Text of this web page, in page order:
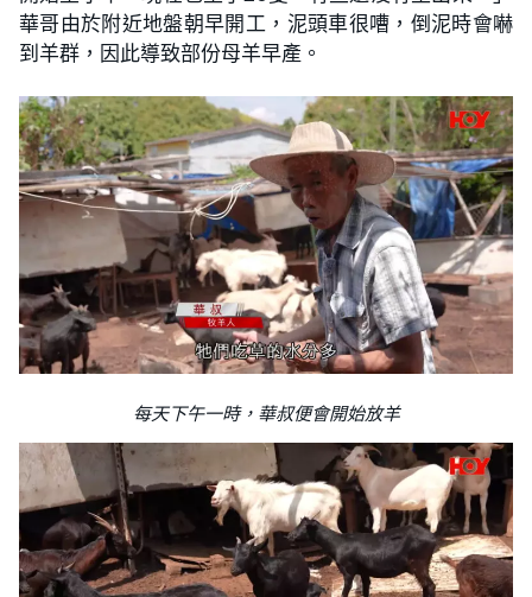
華哥由於附近地盤朝早開工，泥頭車很嘈，倒泥時會嚇
到羊群，因此導致部份母羊早產。
每天下午一時，華叔便會開始放羊